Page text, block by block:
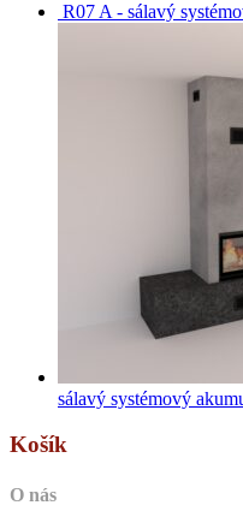
R07 A - sálavý
sálavý systémový
Košík
O nás